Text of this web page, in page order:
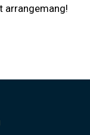
arrangemang!